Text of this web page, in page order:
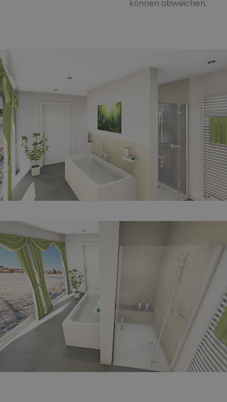
können abweichen.